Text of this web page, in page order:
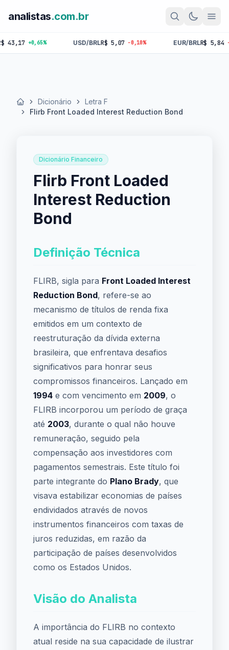
analistas.com.br
+0,65% USD/BRLR$ 5,07 -0,10% EUR/BRLR$ 5,84 -0,18%
Início Dicionário
Letra F
Flirb Front Loaded Interest Reduction Bond
Dicionário Financeiro
Flirb Front Loaded
Interest Reduction
Bond
Definição Técnica
FLIRB, sigla para Front Loaded Interest
Reduction Bond, refere-se ao
mecanismo de títulos de renda fixa
emitidos em um contexto de
reestruturação da dívida externa
brasileira, que enfrentava desafios
significativos para honrar seus
compromissos financeiros. Lançado em
1994 e com vencimento em 2009, o
FLIRB incorporou um período de graça
até 2003, durante o qual não houve
remuneração, seguido pela
compensação aos investidores com
pagamentos semestrais. Este título foi
parte integrante do Plano Brady, que
visava estabilizar economias de países
endividados através de novos
instrumentos financeiros com taxas de
juros reduzidas, em razão da
participação de países desenvolvidos
como os Estados Unidos.
Visão do Analista
A importância do FLIRB no contexto
atual reside na sua capacidade de ilustrar